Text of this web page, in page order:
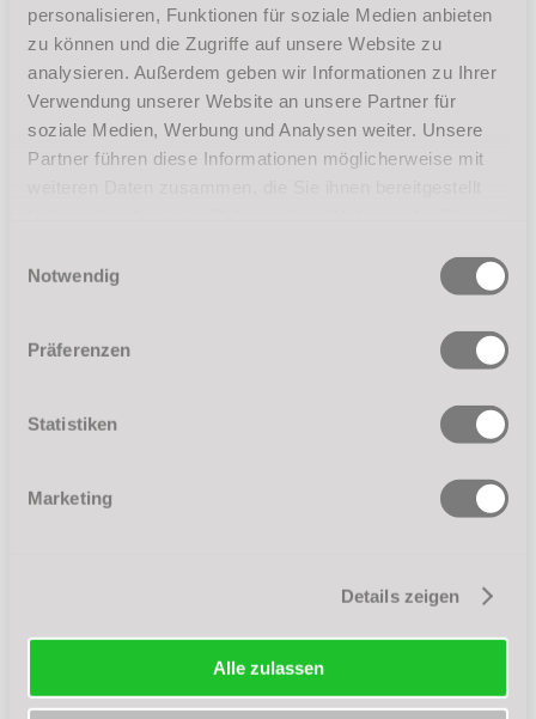
personalisieren, Funktionen für soziale Medien anbieten
zu können und die Zugriffe auf unsere Website zu
analysieren. Außerdem geben wir Informationen zu Ihrer
Verwendung unserer Website an unsere Partner für
soziale Medien, Werbung und Analysen weiter. Unsere
Partner führen diese Informationen möglicherweise mit
Notwendig
Präferenzen
Statistiken
Marketing
Details zeigen
Alle zulassen
Anmerkungen
Einstieg alle 4 Wochen - weitere Termine unter
ANMELDUNG
Einstieg alle 4 Wochen - weitere Termine unter
zur Anmeldung
Anmerkungen